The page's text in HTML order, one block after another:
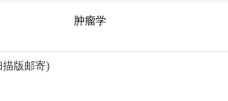
肿瘤学
版邮寄)